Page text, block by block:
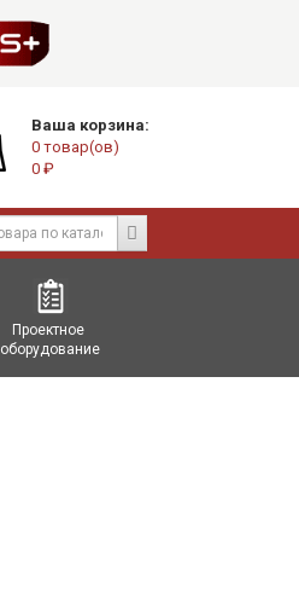
Ваша корзина:
0 товар(ов)
0 ₽
Проектное
оборудование